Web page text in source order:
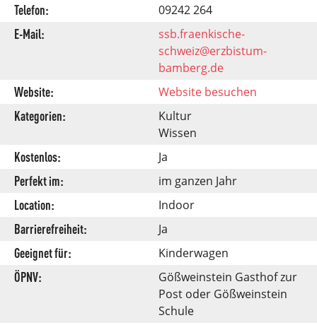
Telefon: 09242 264
E-Mail:
ssb.fraenkische-
schweiz@erzbistum-
bamberg.de
Website: Website besuchen
Kategorien:
Kultur
Wissen
Kostenlos: Ja
Perfekt im: im ganzen Jahr
Location: Indoor
Barrierefreiheit: Ja
Geeignet für: Kinderwagen
ÖPNV:
Gößweinstein Gasthof zur
Post oder Gößweinstein
Schule